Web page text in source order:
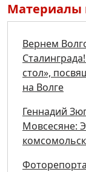
Материалы
Вернем
стол»,
на Волге
Геннадий
Мовсесяне: